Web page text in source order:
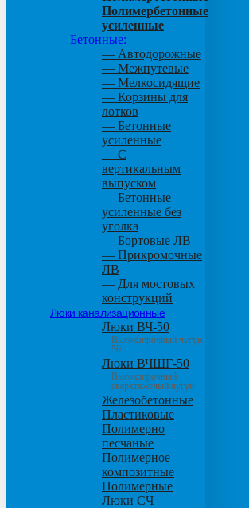
Полимербетонные
усиленные
Бетонные:
— Автодорожные
— Межпутевые
— Мелкосидящие
— Корзины для
лотков
— Бетонные
усиленные
— С
вертикальным
выпуском
— Бетонные
усиленные без
уголка
— Бортовые ЛВ
— Прикромочные
ЛВ
— Для мостовых
конструкций
Люки канализационные
Люки ВЧ-50
Высокопрочный чугун
50
Люки ВЧШГ-50
Высокопрочный
сверхтяжелый чугун
Железобетонные
Пластиковые
Полимерно
песчаные
Полимерное
композитные
Полимерные
Люки СЧ